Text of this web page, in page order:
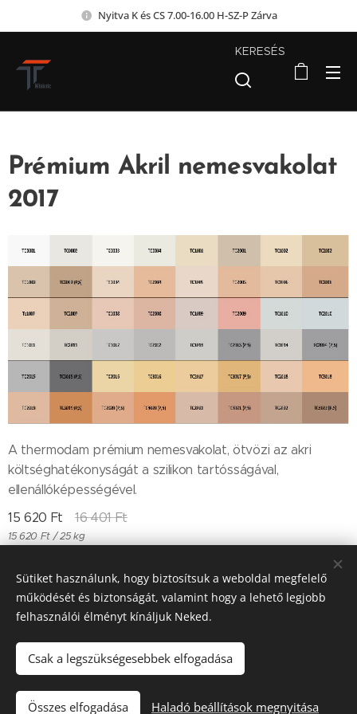
Nyitva K és CS 7.00-16.00 H-SZ-P Zárva
KERESÉS
Prémium Akril nemesvakolat
2017
A thermodam prémium nemesvakolat, ötvözi az akri
költséghatékonyságát a szilikon tartósságával,
ellenállóképességével.
15 620 Ft 16 401Ft
15 620 Ft / 25 kg
Kosárba
Till "96" Kft Adószán: 11385497-2-05
Sütiket használunk, hogy biztosítsuk a weboldal megfelelő
működését és biztonságát, valamint hogy a lehető legjobb
felhasználói élményt kínáljuk Neked.
Csak a legszükségesebbek elfogadása
Összes elfogadása Haladó beállítások megnyitása